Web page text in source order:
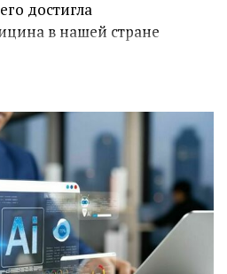
достигла
в нашей стране